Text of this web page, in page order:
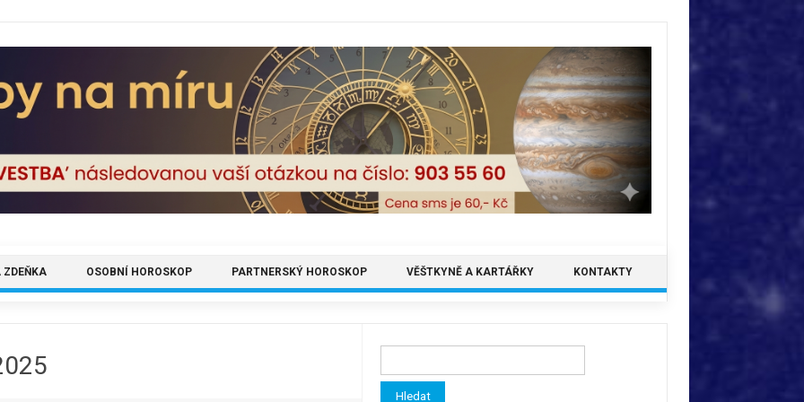
ZDEŇKA OSOBNÍ HOROSKOP PARTNERSKÝ HOROSKOP VĚŠTKYNĚ A KARTÁŘKY KONTAKTY